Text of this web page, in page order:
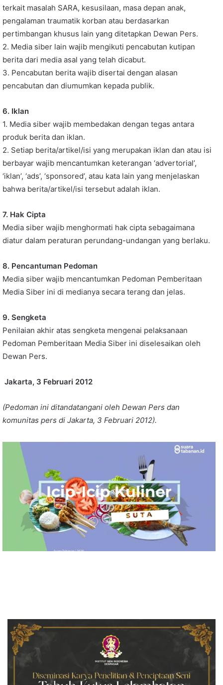
terkait masalah SARA, kesusilaan, masa depan anak,
pengalaman traumatik korban atau berdasarkan
pertimbangan khusus lain yang ditetapkan Dewan Pers.
2. Media siber lain wajib mengikuti pencabutan kutipan
berita dari media asal yang telah dicabut.
3. Pencabutan berita wajib disertai dengan alasan
pencabutan dan diumumkan kepada publik.
6. Iklan
1. Media siber wajib membedakan dengan tegas antara
produk berita dan iklan.
2. Setiap berita/artikel/isi yang merupakan iklan dan atau isi
berbayar wajib mencantumkan keterangan ‘advertorial’,
‘iklan’, ‘ads’, ‘sponsored’, atau kata lain yang menjelaskan
bahwa berita/artikel/isi tersebut adalah iklan.
7. Hak Cipta
Media siber wajib menghormati hak cipta sebagaimana
diatur dalam peraturan perundang-undangan yang berlaku.
8. Pencantuman Pedoman
Media siber wajib mencantumkan Pedoman Pemberitaan
Media Siber ini di medianya secara terang dan jelas.
9. Sengketa
Penilaian akhir atas sengketa mengenai pelaksanaan
Pedoman Pemberitaan Media Siber ini diselesaikan oleh
Dewan Pers.
Jakarta, 3 Februari 2012
(Pedoman ini ditandatangani oleh Dewan Pers dan
komunitas pers di Jakarta, 3 Februari 2012).